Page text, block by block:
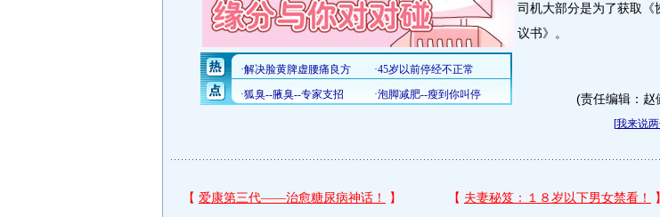
司机大部分是为了获取《
议书》。
(责任编辑：赵
[我来说